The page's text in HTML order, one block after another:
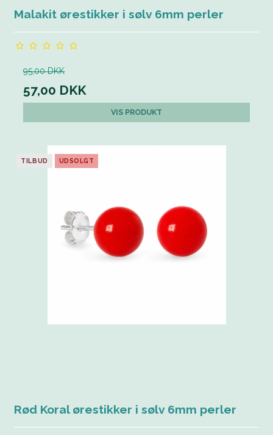
Malakit ørestikker i sølv 6mm perler
95,00 DKK
57,00 DKK
VIS PRODUKT
TILBUD UDSOLGT
Rød Koral ørestikker i sølv 6mm perler